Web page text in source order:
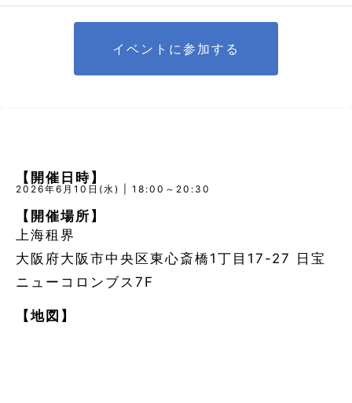
イベントに参加する
【開催日時】
2026年6月10日(水) | 18:00～20:30
【開催場所】
上海租界
大阪府大阪市中央区東心斎橋1丁目17-27 日宝
ニューコロンブス7F
【地図】